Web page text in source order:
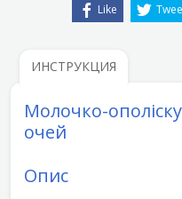
Like
ИНСТРУКЦИЯ
Молочко-
очей
Опис